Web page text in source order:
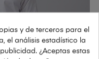
y de terceros para el
el análisis estadístico la
¿Aceptas estas